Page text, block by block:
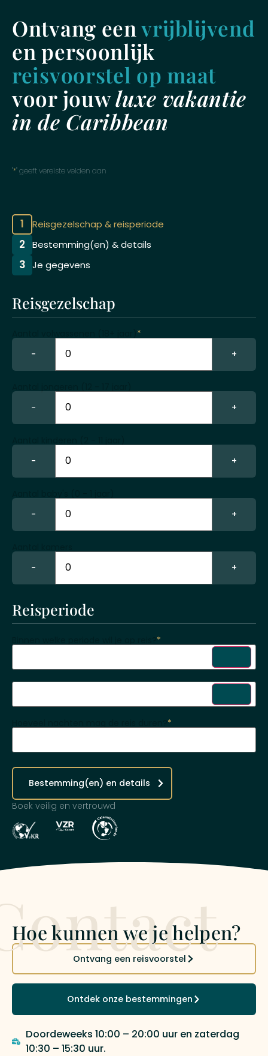
Ontvang eenvrijblijvend
en persoonlijk
reisvoorstel op maat
voor jouwluxe vakantie
in de Caribbean
"*" geeft vereiste velden aan
1 Reisgezelschap & reisperiode
2 Bestemming(en) & details
3 Je gegevens
Reisgezelschap
*
−
+
−
+
−
+
−
+
−
+
Reisperiode
*
*
Bestemming(en) en details
Boek veilig en vertrouwd
Hoe kunnen we je helpen?
Ontvang een reisvoorstel
Ontdek onze bestemmingen
Doordeweeks 10:00 – 20:00 uur en zaterdag
10:30 – 15:30 uur.